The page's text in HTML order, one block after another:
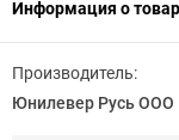
Информация о
Производитель:
Юнилевер Русь ООО